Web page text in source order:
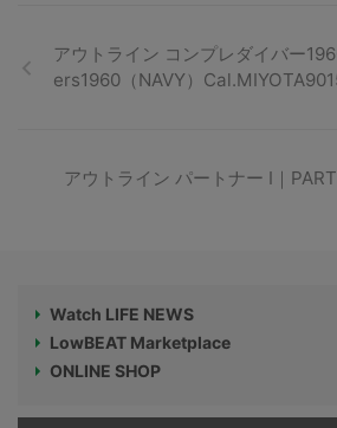
アウトライン コンプレダイバー
ers1960（NAVY）
アウトライン パートナー I｜
Watch LIFE NEWS
LowBEAT Marketplace
ONLINE SHOP